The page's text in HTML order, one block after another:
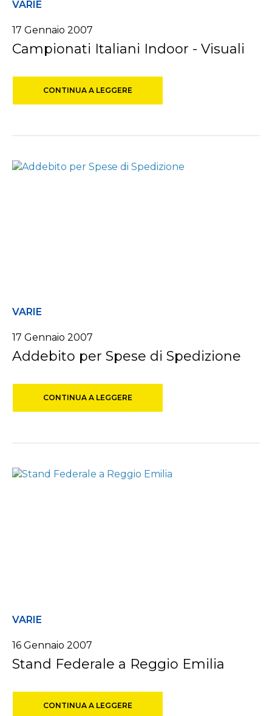
VARIE
17 Gennaio 2007
Campionati Italiani Indoor - Visuali
CONTINUA A LEGGERE
VARIE
17 Gennaio 2007
Addebito per Spese di Spedizione
CONTINUA A LEGGERE
VARIE
16 Gennaio 2007
Stand Federale a Reggio Emilia
CONTINUA A LEGGERE